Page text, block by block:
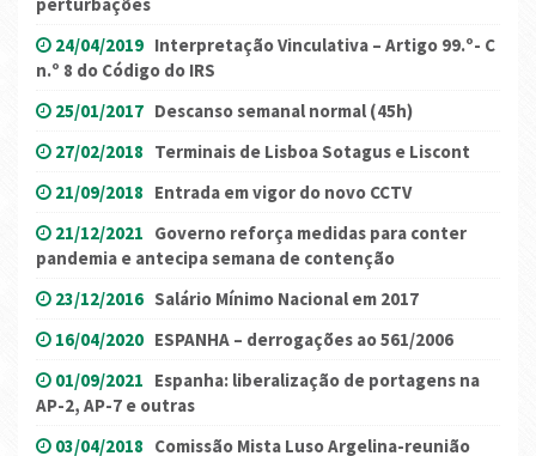
perturbações
24/04/2019 Interpretação Vinculativa – Artigo 99.º- C
n.º 8 do Código do IRS
25/01/2017 Descanso semanal normal (45h)
27/02/2018 Terminais de Lisboa Sotagus e Liscont
21/09/2018 Entrada em vigor do novo CCTV
21/12/2021 Governo reforça medidas para conter
pandemia e antecipa semana de contenção
23/12/2016 Salário Mínimo Nacional em 2017
16/04/2020 ESPANHA – derrogações ao 561/2006
01/09/2021 Espanha: liberalização de portagens na
AP-2, AP-7 e outras
03/04/2018 Comissão Mista Luso Argelina-reunião